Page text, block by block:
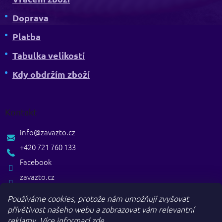
Používáme cookies, protože nám umožňují zvyšovat
přívětivost našeho webu a zobrazovat vám relevantní
Doprava
Platba
Tabulka velikostí
Kdy obdržím zboží
Kontakt
zavazto.cz
info@zavazto.cz
+420 721 760 133
Facebook